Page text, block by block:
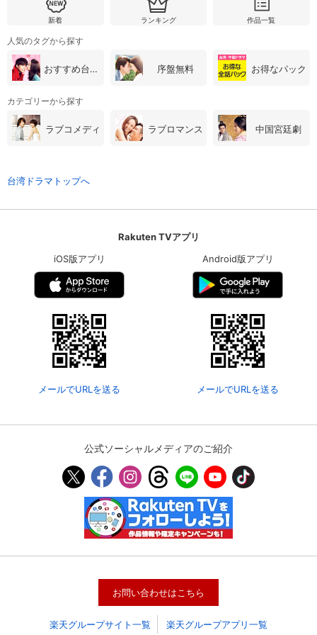
会員情報
決済方法変更 決済方法の変更が可能です。
新着 ランキング 作品一覧
人気のタグから探す
おすすめ台湾・中国ドラマ 序盤無料 お得なパック
カテゴリーから探す
ラブコメディ ラブロマンス 中国宮廷劇
台湾ドラマトップへ
Rakuten TVアプリ
iOS版アプリ
メールでURLを送る
Android版アプリ
メールでURLを送る
公式ソーシャルメディアのご紹介
お問い合わせはこちら
楽天グループサイト一覧 楽天グループアプリ一覧